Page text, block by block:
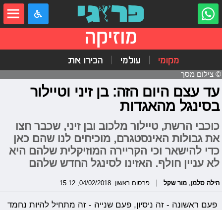
מוזיקה
מקומי עולמי הכירו את
© צילום מסך
עד עצם היום הזה: בן זיני וטיילור
בסינגל מהאגדות
כוכבי הרשת, טיילור מלכוב ובן זיני, שכבר חצו
את גבולות האינסטגרם, מוכיחים לנו שהם כאן
כדי להישאר וכי הקריירה המוזיקלית שלהם היא
לא עניין חולף. האזינו לסינגל החדש שלהם
הילה סלמן, מור שקל פרסום ראשון: 04/02/2018, 15:12
פעם ראשונה - זה ניסיון, פעם שנייה - זה מתחיל להיות נחמד